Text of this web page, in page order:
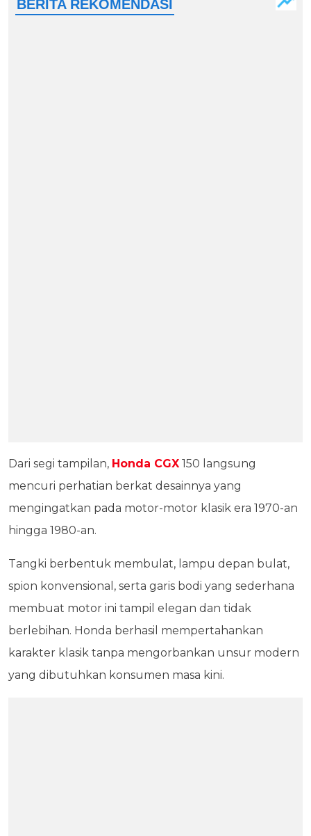
Dari segi tampilan, Honda CGX 150 langsung
mencuri perhatian berkat desainnya yang
mengingatkan pada motor-motor klasik era 1970-an
hingga 1980-an.
Tangki berbentuk membulat, lampu depan bulat,
spion konvensional, serta garis bodi yang sederhana
membuat motor ini tampil elegan dan tidak
berlebihan. Honda berhasil mempertahankan
karakter klasik tanpa mengorbankan unsur modern
yang dibutuhkan konsumen masa kini.